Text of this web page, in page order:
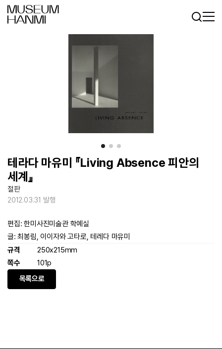
테라다 마유미 『Living Absence 피안의
세계』
절판
2012.03.31 발행
편집: 한미사진미술관 학예실
글: 최봉림, 이이자와 고타로, 테레다 마유미
규격
250x215mm
쪽수
101p
목록으로